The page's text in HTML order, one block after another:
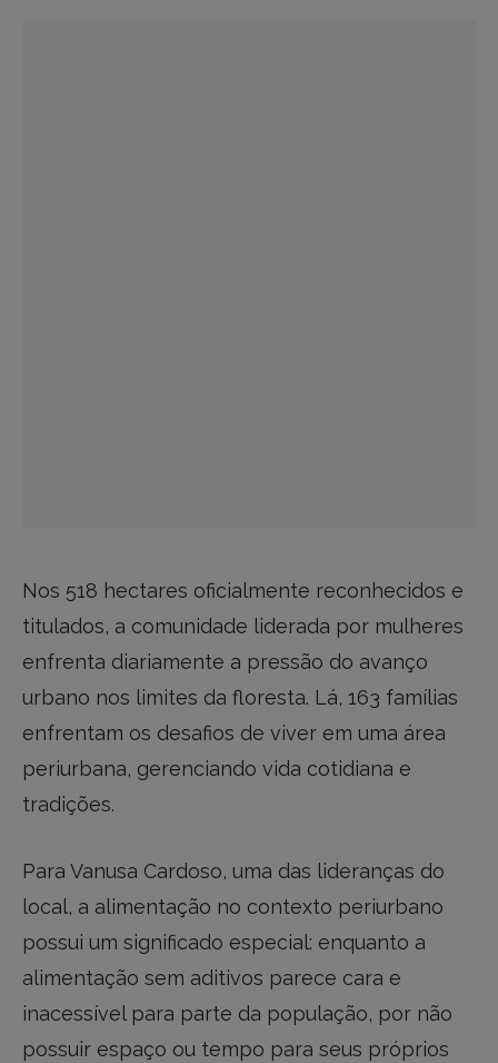
Nos 518 hectares oficialmente reconhecidos e
titulados, a comunidade liderada por mulheres
enfrenta diariamente a pressão do avanço
urbano nos limites da floresta. Lá, 163 famílias
enfrentam os desafios de viver em uma área
periurbana, gerenciando vida cotidiana e
tradições.
Para Vanusa Cardoso, uma das lideranças do
local, a alimentação no contexto periurbano
possui um significado especial: enquanto a
alimentação sem aditivos parece cara e
inacessível para parte da população, por não
possuir espaço ou tempo para seus próprios